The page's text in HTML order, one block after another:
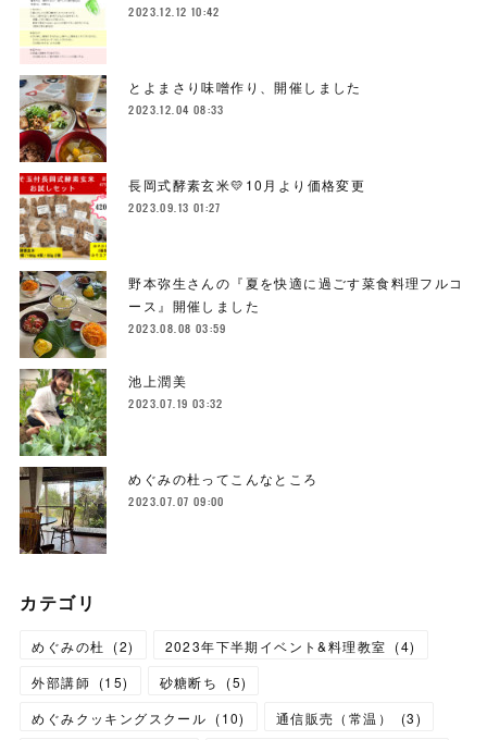
2023.12.12 10:42
とよまさり味噌作り、開催しました
2023.12.04 08:33
長岡式酵素玄米💛10月より価格変更
2023.09.13 01:27
野本弥生さんの『夏を快適に過ごす菜食料理フルコ
ース』開催しました
2023.08.08 03:59
池上潤美
2023.07.19 03:32
めぐみの杜ってこんなところ
2023.07.07 09:00
カテゴリ
めぐみの杜 (2) 2023年下半期イベント&料理教室 (4)
外部講師 (15) 砂糖断ち (5)
めぐみクッキングスクール (10) 通信販売（常温） (3)